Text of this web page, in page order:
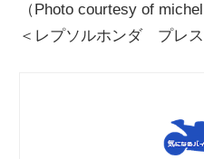
（Photo courtesy of
＜レプソルホンダ プレス